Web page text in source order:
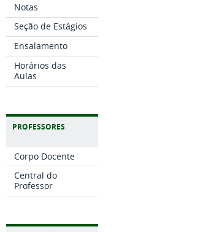
Notas
Seção de Estágios
Ensalamento
Horários das
Aulas
PROFESSORES
Corpo Docente
Central do
Professor